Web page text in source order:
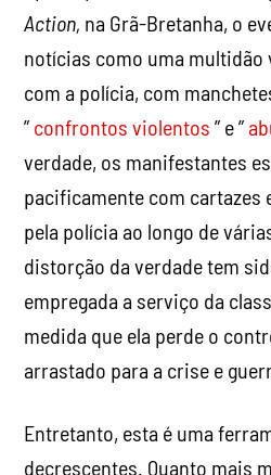
verdade, os manifestantes
pacificamente com cartazes
pela polícia ao longo de
distorção da verdade tem
empregada a serviço da
medida que ela perde o
arrastado para a crise e
Entretanto, esta é uma
decrescentes. Quanto mais
são propagadas na mídia,
que a dita imprensa livre é,